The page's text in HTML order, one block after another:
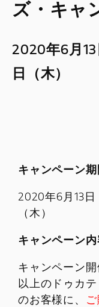
コンフィギュ
お支払いシミュ
お問合せ
ズ・キャ
2020年6月
日（木）
キャンペーン
2020年6月13
（木）
キャンペーン
キャンペーン
以上のドゥカ
のお客様に、